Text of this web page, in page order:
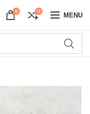
0 0 MENU